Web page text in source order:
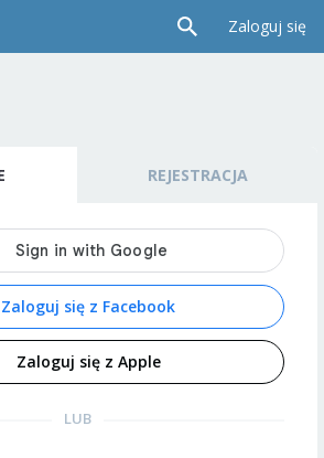
Zaloguj się
REJESTRACJA
Zaloguj się z Facebook
Zaloguj się z Apple
LUB